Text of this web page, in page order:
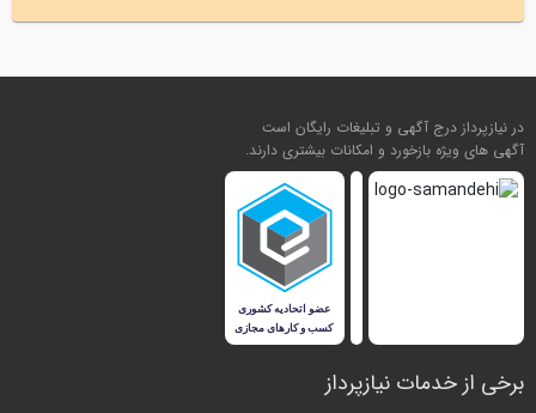
در نیازپرداز درج آگهی و تبلیغات رایگان است
آگهی های ویژه بازخورد و امکانات بیشتری دارند.
برخی از خدمات نیازپرداز